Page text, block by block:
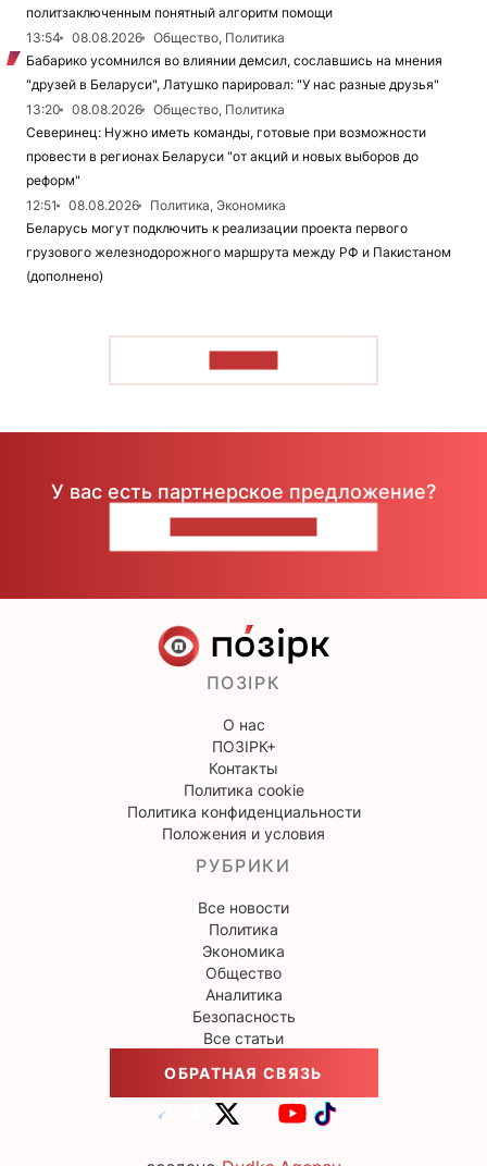
политзаключенным понятный алгоритм помощи
13:54
08.08.2026
Общество, Политика
Бабарико усомнился во влиянии демсил, сославшись на мнения
"друзей в Беларуси", Латушко парировал: "У нас разные друзья"
13:20
08.08.2026
Общество, Политика
Северинец: Нужно иметь команды, готовые при возможности
провести в регионах Беларуси "от акций и новых выборов до
реформ"
12:51
08.08.2026
Политика, Экономика
Беларусь могут подключить к реализации проекта первого
грузового железнодорожного маршрута между РФ и Пакистаном
(дополнено)
У вас есть партнерское предложение?
ПОЗІРК
О нас
ПОЗІРК+
Контакты
Политика cookie
Политика конфиденциальности
Положения и условия
РУБРИКИ
Все новости
Политика
Экономика
Общество
Аналитика
Безопасность
Все статьи
ОБРАТНАЯ СВЯЗЬ